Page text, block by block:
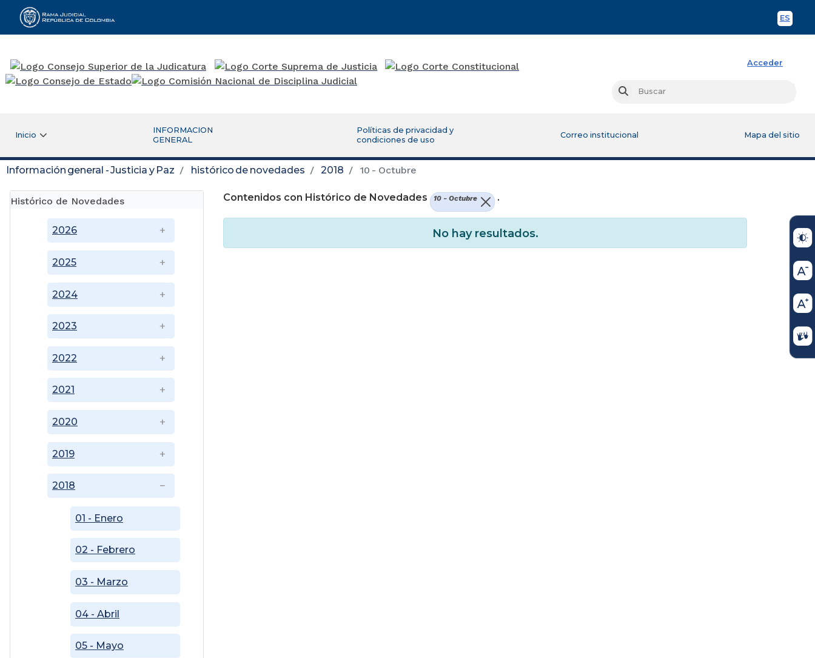
ES
Rama Judicial
Acceder
Buscar
Inicio
INFORMACION
GENERAL
Políticas de privacidad y
condiciones de uso
Correo institucional Mapa del sitio
Información general - Justicia y Paz histórico de novedades 2018 10 - Octubre
Histórico de Novedades
2018
01 - Enero
02 - Febrero
03 - Marzo
04 - Abril
05 - Mayo
2019
2020
2021
2022
2023
2024
2025
2026
Contenidos con Histórico de Novedades 10 - Octubre .
No hay resultados.